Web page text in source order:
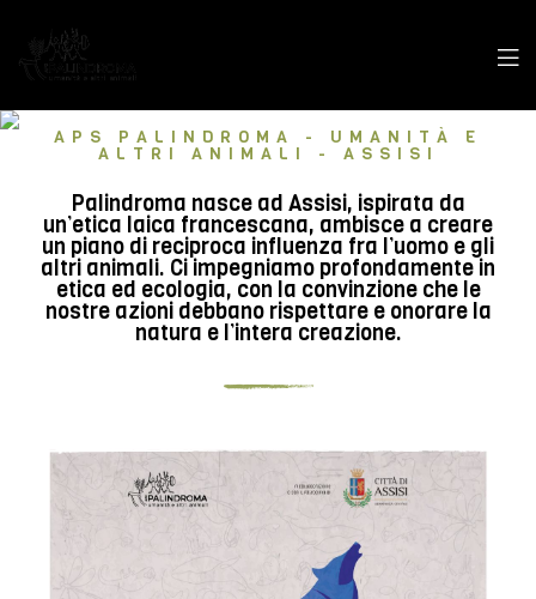
APS PALINDROMA - UMANITÀ E
ALTRI ANIMALI - ASSISI
Palindroma nasce ad Assisi, ispirata da
un’etica laica francescana, ambisce a creare
un piano di reciproca influenza fra l’uomo e gli
altri animali. Ci impegniamo profondamente in
etica ed ecologia, con la convinzione che le
nostre azioni debbano rispettare e onorare la
natura e l’intera creazione.